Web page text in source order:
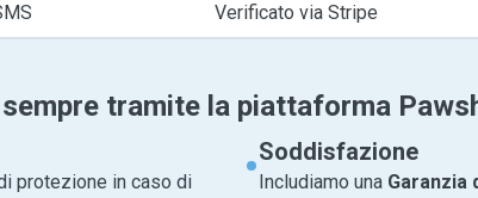
Verificato via Stripe
tramite la piattaforma
protezione in caso di
Soddisfazione
Includiamo una Garanzia